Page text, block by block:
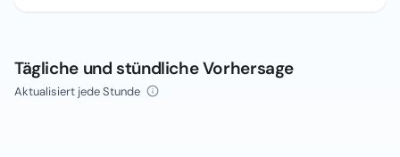
Tägliche und stündliche Vorhersage
Aktualisiert jede Stunde